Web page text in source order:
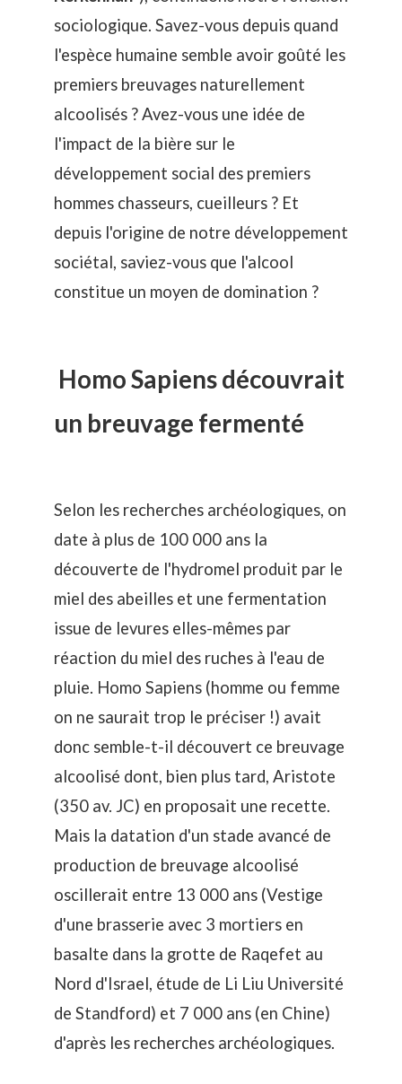
sociologique. Savez-vous depuis quand
l'espèce humaine semble avoir goûté les
premiers breuvages naturellement
alcoolisés ? Avez-vous une idée de
l'impact de la bière sur le
développement social des premiers
hommes chasseurs, cueilleurs ? Et
depuis l'origine de notre développement
sociétal, saviez-vous que l'alcool
constitue un moyen de domination ?
Homo Sapiens découvrait
un breuvage fermenté
Selon les recherches archéologiques, on
date à plus de 100 000 ans la
découverte de l'hydromel produit par le
miel des abeilles et une fermentation
issue de levures elles-mêmes par
réaction du miel des ruches à l'eau de
pluie. Homo Sapiens (homme ou femme
on ne saurait trop le préciser !) avait
donc semble-t-il découvert ce breuvage
alcoolisé dont, bien plus tard, Aristote
(350 av. JC) en proposait une recette.
Mais la datation d'un stade avancé de
production de breuvage alcoolisé
oscillerait entre 13 000 ans (Vestige
d'une brasserie avec 3 mortiers en
basalte dans la grotte de Raqefet au
Nord d'Israel, étude de Li Liu Université
de Standford) et 7 000 ans (en Chine)
d'après les recherches archéologiques.